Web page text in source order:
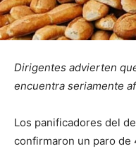
Dirigentes advierten
encuentra seriamente
Los panificadores del
confirmaron un paro de